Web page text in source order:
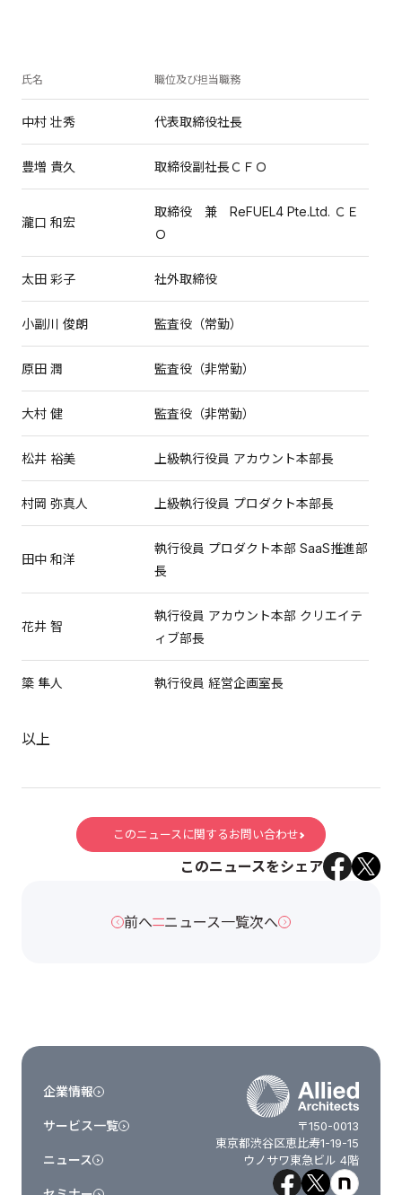
氏名 職位及び担当職務
中村 壮秀 代表取締役社長
豊増 貴久 取締役副社長ＣＦＯ
瀧口 和宏
取締役 兼 ReFUEL4 Pte.Ltd. ＣＥ
Ｏ
太田 彩子 社外取締役
小副川 俊朗 監査役（常勤）
原田 潤 監査役（非常勤）
大村 健 監査役（非常勤）
松井 裕美 上級執行役員 アカウント本部長
村岡 弥真人 上級執行役員 プロダクト本部長
田中 和洋
執行役員 プロダクト本部 SaaS推進部
長
花井 智
執行役員 アカウント本部 クリエイテ
ィブ部長
簗 隼人 執行役員 経営企画室長
以上
このニュースに関するお問い合わせ
このニュースをシェア
前へ ニュース一覧次へ
〒150-0013
東京都渋谷区恵比寿1-19-15
ウノサワ東急ビル 4階
企業情報
サービス一覧
ニュース